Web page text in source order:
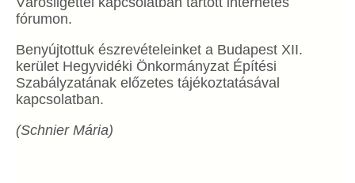
fórumon.
Benyújtottuk észrevételeinket a Budapest XII.
kerület Hegyvidéki Önkormányzat Építési
Szabályzatának előzetes tájékoztatásával
kapcsolatban.
(Schnier Mária)